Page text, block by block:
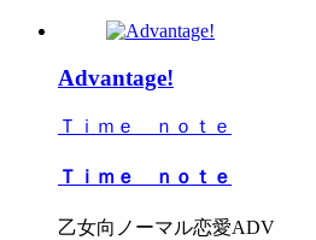
Advantage!
Ｔｉｍｅ ｎｏｔｅ
Ｔｉｍｅ ｎｏｔｅ
乙女向ノーマル恋愛ADV